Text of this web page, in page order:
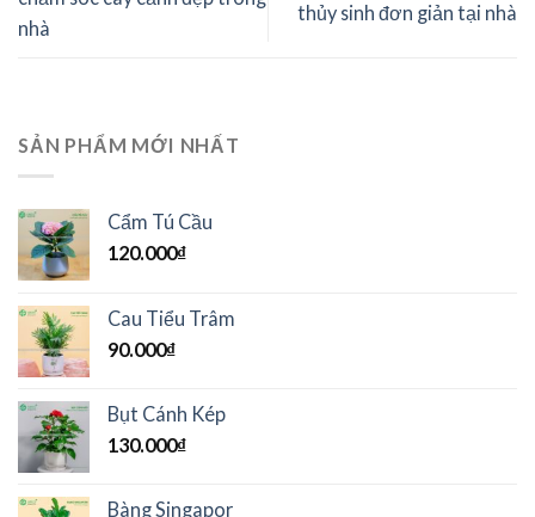
nhà
thủy sinh đơn giản tại nhà
SẢN PHẨM MỚI NHẤT
Cẩm Tú Cầu
120.000₫
Cau Tiểu Trâm
90.000₫
Bụt Cánh Kép
130.000₫
Bàng Singapor